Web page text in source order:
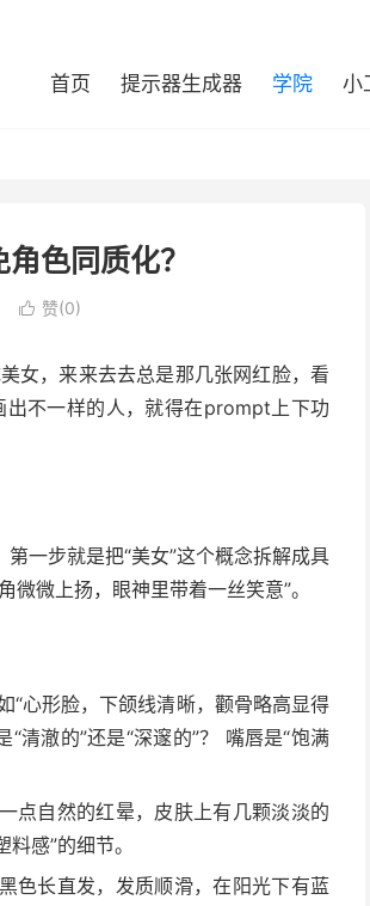
首页 提示器生成器 学院 小
色同质化？
 赞(0)
女，来来去去总是那几张网红脸，看
不一样的人，就得在prompt上下功
一步就是把“美女”这个概念拆解成具
微上扬，眼神里带着一丝笑意”。
“心形脸，下颌线清晰，颧骨略高显得
清澈的”还是“深邃的”？ 嘴唇是“饱满
点自然的红晕，皮肤上有几颗淡淡的
感”的细节。
色长直发，发质顺滑，在阳光下有蓝